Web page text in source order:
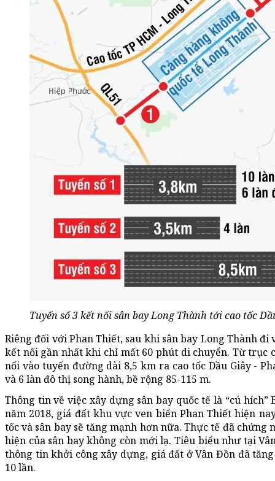
Tuyến số 3 kết nối sân bay Long Thành tới cao tốc
Riêng đối với Phan Thiết, sau khi sân bay Long Thành
kết nối gần nhất khi chỉ mất 60 phút di chuyển. Từ trục
nối vào tuyến đường dài 8,5 km ra cao tốc Dầu Giây -
và 6 làn đô thị song hành, bề rộng 85-115 m.
Thông tin về việc xây dựng sân bay quốc tế là “cú
năm 2018, giá đất khu vực ven biển Phan Thiết hiện
tốc và sân bay sẽ tăng mạnh hơn nữa. Thực tế đã chứng
hiện của sân bay không còn mới lạ. Tiêu biểu như tại
thông tin khởi công xây dựng, giá đất ở Vân Đồn đã
10 lần.